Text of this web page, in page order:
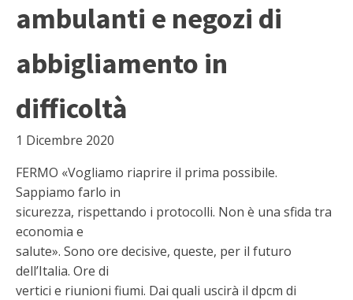
ambulanti e negozi di
abbigliamento in
difficoltà
1 Dicembre 2020
FERMO «Vogliamo riaprire il prima possibile.
Sappiamo farlo in
sicurezza, rispettando i protocolli. Non è una sfida tra
economia e
salute». Sono ore decisive, queste, per il futuro
dell’Italia. Ore di
vertici e riunioni fiumi. Dai quali uscirà il dpcm di